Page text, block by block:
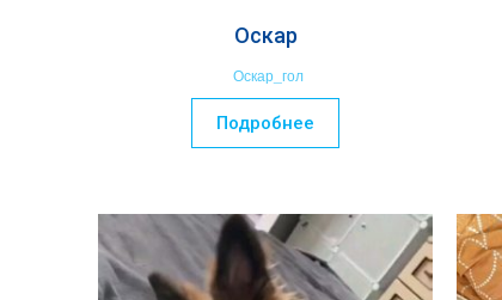
Оскар
Оскар_гол
Подробнее